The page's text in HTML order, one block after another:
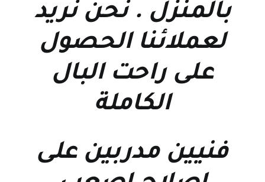
بالمنزل . نحن نريد
لعملائنا الحصول
على راحت البال
الكاملة
فنيين مدربين على